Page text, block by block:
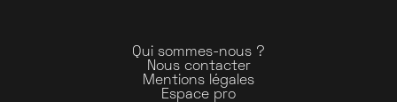
Qui sommes-nous ?
Nous contacter
Mentions légales
Espace pro